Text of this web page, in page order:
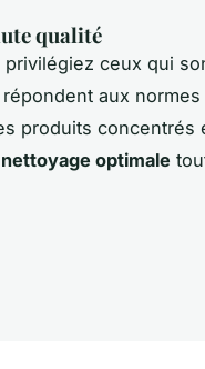
qualité
ceux qui
aux
produits concentrés
optimale